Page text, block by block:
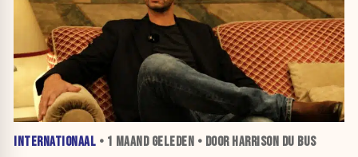
INTERNATIONAAL • 1 MAANDGELEDEN • DOOR HARRISON DU BUS